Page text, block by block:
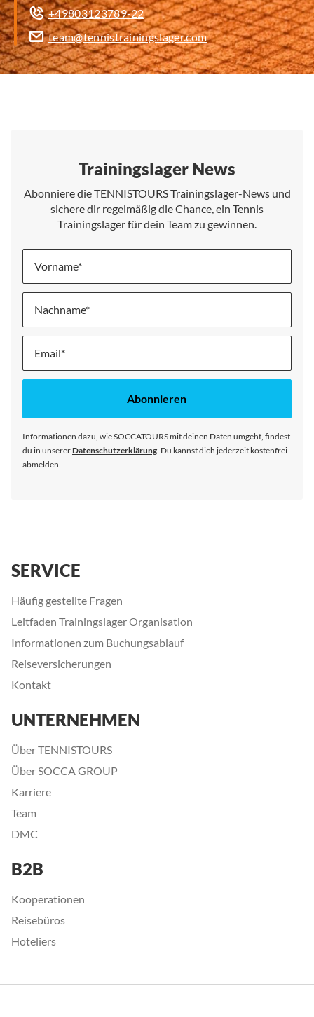
+49803123789-22
team@tennistrainingslager.com
Trainingslager News
Abonniere die TENNISTOURS Trainingslager-News und
sichere dir regelmäßig die Chance, ein Tennis
Trainingslager für dein Team zu gewinnen.
Vorname
Nachname
Melde
für
Abonnieren
Informationen dazu, wie SOCCATOURS mit deinen Daten umgeht, findest
du in unsererDatenschutzerklärung . Du kannst dich jederzeit kostenfrei
abmelden.
SERVICE
Häufig gestellte Fragen
Leitfaden Trainingslager Organisation
Informationen zum Buchungsablauf
Reiseversicherungen
Kontakt
UNTERNEHMEN
Über TENNISTOURS
Über SOCCA GROUP
Karriere
Team
DMC
B2B
Kooperationen
Reisebüros
Hoteliers